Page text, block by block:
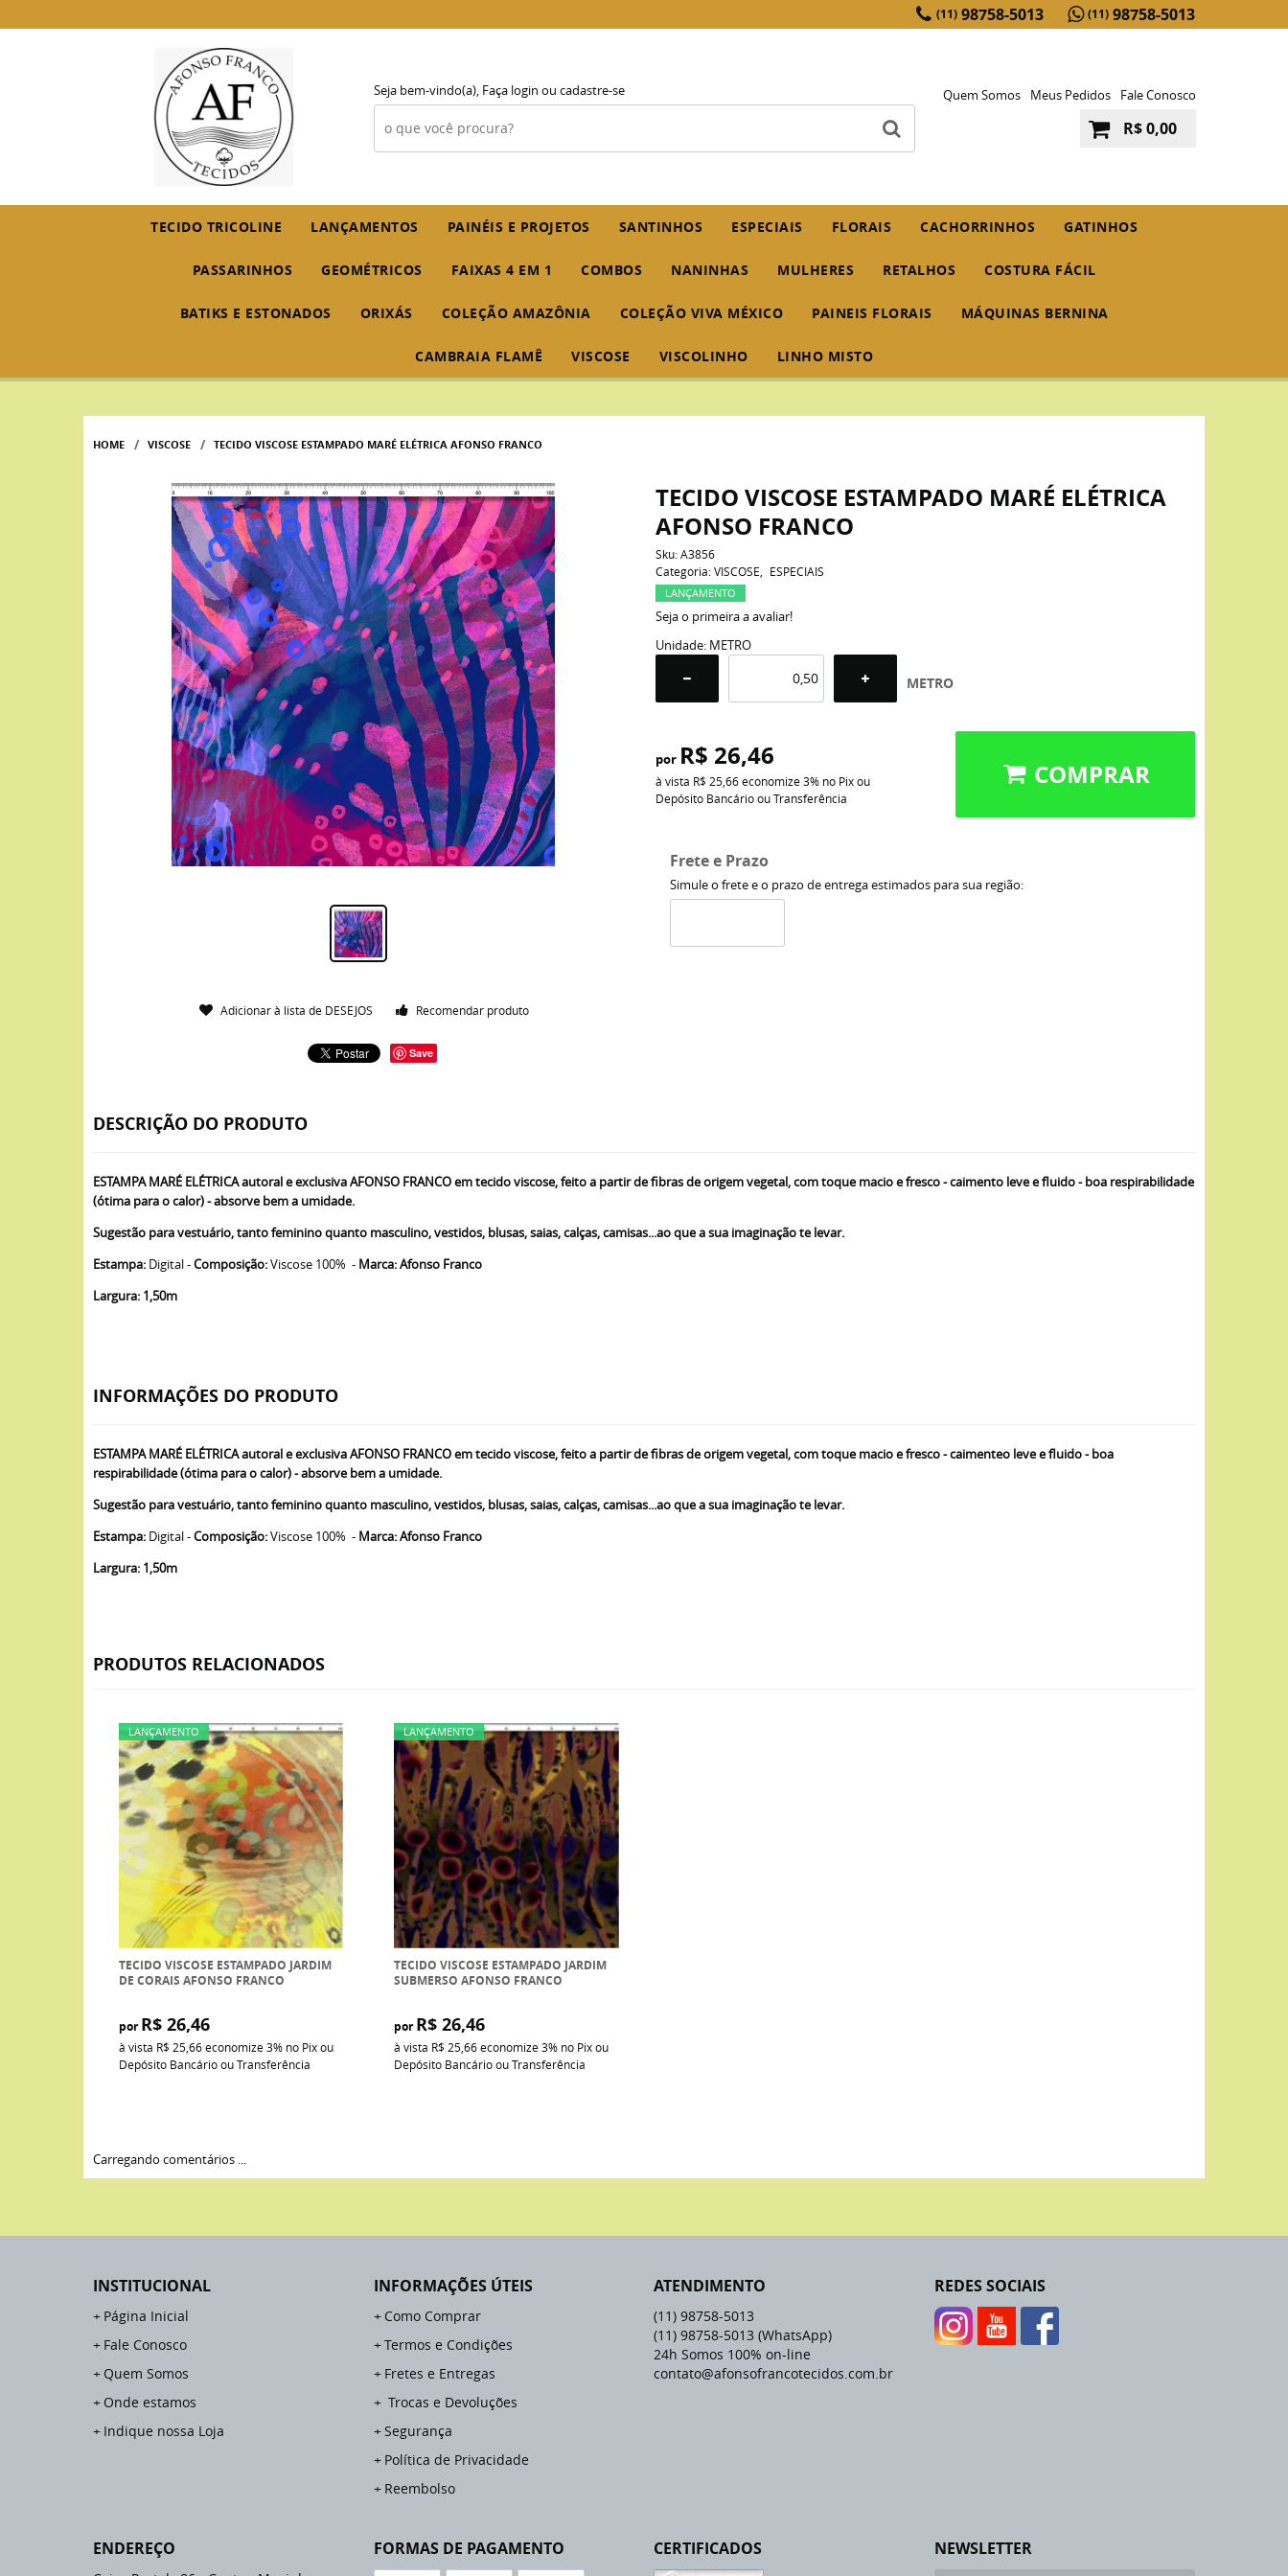
(11) 98758-5013 (11) 98758-5013
Seja bem-vindo(a), Faça login ou cadastre-se Quem Somos Meus Pedidos Fale Conosco
R$ 0,00
TECIDO TRICOLINE LANÇAMENTOS PAINÉIS E PROJETOS SANTINHOS ESPECIAIS FLORAIS CACHORRINHOS GATINHOS
PASSARINHOS GEOMÉTRICOS FAIXAS 4 EM 1 COMBOS NANINHAS MULHERES RETALHOS COSTURA FÁCIL
BATIKS E ESTONADOS ORIXÁS COLEÇÃO AMAZÔNIA COLEÇÃO VIVA MÉXICO PAINEIS FLORAIS MÁQUINAS BERNINA
CAMBRAIA FLAMÊ VISCOSE VISCOLINHO LINHO MISTO
HOME VISCOSE TECIDO VISCOSE ESTAMPADO MARÉ ELÉTRICA AFONSO FRANCO
Adicionar à lista de DESEJOS Recomendar produto
Save
TECIDO VISCOSE ESTAMPADO MARÉ ELÉTRICA
AFONSO FRANCO
Sku:A3856
Categoria: VISCOSE ESPECIAIS
LANÇAMENTO
Seja o primeira a avaliar!
Unidade: METRO
METRO
por R$ 26,46
à vista R$ 25,66economize3% no Pix ou
Depósito Bancário ou Transferência
COMPRAR
Frete e Prazo
Simule o frete e o prazo de entrega estimados para sua região:
DESCRIÇÃO DO PRODUTO
ESTAMPA MARÉ ELÉTRICA autoral e exclusiva AFONSO FRANCO em tecido viscose, feito a partir de fibras de origem vegetal, com toque macio e fresco - caimento leve e fluido - boa respirabilidade
(ótima para o calor) - absorve bem a umidade.
Sugestão para vestuário, tanto feminino quanto masculino, vestidos, blusas, saias, calças, camisas...ao que a sua imaginação te levar.
Estampa: Digital -Composição:Viscose 100% - Marca: Afonso Franco
Largura: 1,50m
INFORMAÇÕES DO PRODUTO
ESTAMPA MARÉ ELÉTRICA autoral e exclusiva AFONSO FRANCO em tecido viscose, feito a partir de fibras de origem vegetal, com toque macio e fresco - caimenteo leve e fluido - boa
respirabilidade (ótima para o calor) - absorve bem a umidade.
Sugestão para vestuário, tanto feminino quanto masculino, vestidos, blusas, saias, calças, camisas...ao que a sua imaginação te levar.
Estampa: Digital -Composição:Viscose 100% - Marca: Afonso Franco
Largura: 1,50m
PRODUTOS RELACIONADOS
LANÇAMENTO
TECIDO VISCOSE ESTAMPADO JARDIM
DE CORAIS AFONSO FRANCO
por R$ 26,46
à vista R$ 25,66economize3% no Pix ou
Depósito Bancário ou Transferência
LANÇAMENTO
TECIDO VISCOSE ESTAMPADO JARDIM
SUBMERSO AFONSO FRANCO
por R$ 26,46
à vista R$ 25,66economize3% no Pix ou
Depósito Bancário ou Transferência
Carregando comentários ...
INSTITUCIONAL
Página Inicial
Fale Conosco
Quem Somos
Onde estamos
Indique nossa Loja
INFORMAÇÕES ÚTEIS
Como Comprar
Termos e Condições
Fretes e Entregas
Trocas e Devoluções
Segurança
Política de Privacidade
Reembolso
ATENDIMENTO
(11) 98758-5013
(11) 98758-5013 (WhatsApp)
24h Somos 100% on-line
contato@afonsofrancotecidos.com.br
REDES SOCIAIS
ENDEREÇO FORMAS DE PAGAMENTO CERTIFICADOS NEWSLETTER